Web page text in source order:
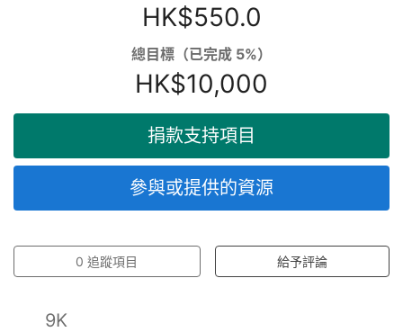
HK$550.0
總目標（已完成 5%）
HK$10,000
捐款支持項目
參與或提供的資源
0 追蹤項目 給予評論
9K